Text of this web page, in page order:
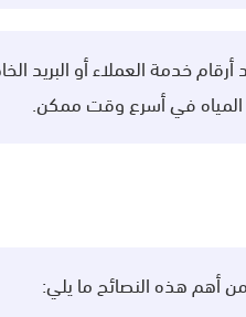
خدمة العملاء أو البريد
في أسرع وقت ممكن.
أهم هذه النصائح ما يلي: